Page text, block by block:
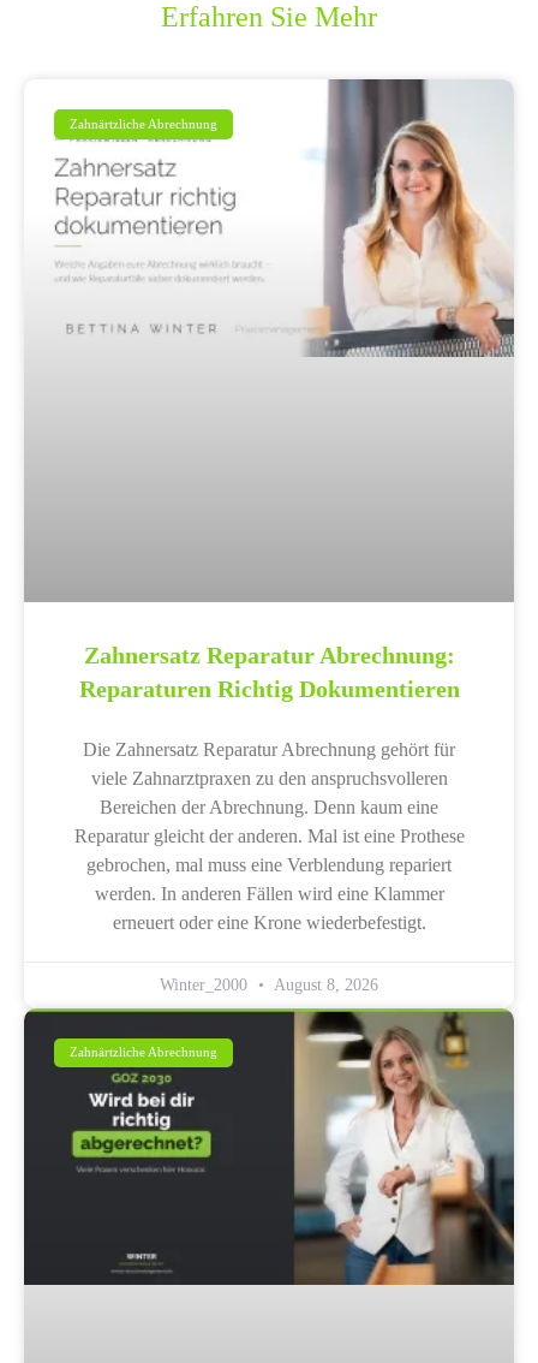
Erfahren Sie Mehr
Zahnärtzliche Abrechnung
Zahnersatz Reparatur Abrechnung:
Reparaturen Richtig Dokumentieren
Die Zahnersatz Reparatur Abrechnung gehört für
viele Zahnarztpraxen zu den anspruchsvolleren
Bereichen der Abrechnung. Denn kaum eine
Reparatur gleicht der anderen. Mal ist eine Prothese
gebrochen, mal muss eine Verblendung repariert
werden. In anderen Fällen wird eine Klammer
erneuert oder eine Krone wiederbefestigt.
Winter_2000 August 8, 2026
Zahnärtzliche Abrechnung